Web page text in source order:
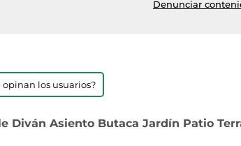
Denunciar
opinan los usuarios?
Diván Asiento Butaca Jardín Patio